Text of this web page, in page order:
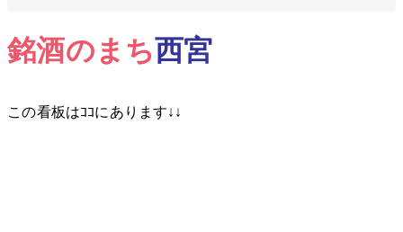
銘酒のまち西宮
この看板はｺｺにあります↓↓